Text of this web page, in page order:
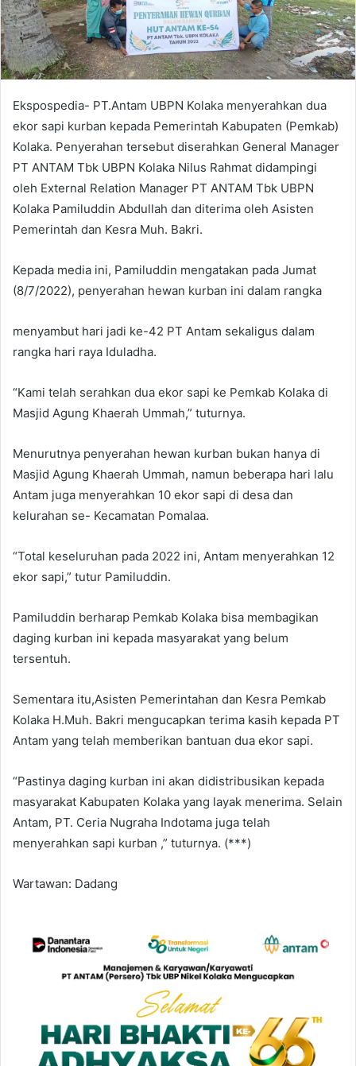
e
m
a
i
Ekspospedia- PT.Antam UBPN Kolaka menyerahkan dua
ekor sapi kurban kepada Pemerintah Kabupaten (Pemkab)
Kolaka. Penyerahan tersebut diserahkan General Manager
PT ANTAM Tbk UBPN Kolaka Nilus Rahmat didampingi
oleh External Relation Manager PT ANTAM Tbk UBPN
Kolaka Pamiluddin Abdullah dan diterima oleh Asisten
Pemerintah dan Kesra Muh. Bakri.
Kepada media ini, Pamiluddin mengatakan pada Jumat
(8/7/2022), penyerahan hewan kurban ini dalam rangka
menyambut hari jadi ke-42 PT Antam sekaligus dalam
rangka hari raya Iduladha.
“Kami telah serahkan dua ekor sapi ke Pemkab Kolaka di
Masjid Agung Khaerah Ummah,” tuturnya.
Menurutnya penyerahan hewan kurban bukan hanya di
Masjid Agung Khaerah Ummah, namun beberapa hari lalu
Antam juga menyerahkan 10 ekor sapi di desa dan
kelurahan se- Kecamatan Pomalaa.
“Total keseluruhan pada 2022 ini, Antam menyerahkan 12
ekor sapi,” tutur Pamiluddin.
Pamiluddin berharap Pemkab Kolaka bisa membagikan
daging kurban ini kepada masyarakat yang belum
tersentuh.
Sementara itu,Asisten Pemerintahan dan Kesra Pemkab
Kolaka H.Muh. Bakri mengucapkan terima kasih kepada PT
Antam yang telah memberikan bantuan dua ekor sapi.
“Pastinya daging kurban ini akan didistribusikan kepada
masyarakat Kabupaten Kolaka yang layak menerima. Selain
Antam, PT. Ceria Nugraha Indotama juga telah
menyerahkan sapi kurban ,” tuturnya. (***)
Wartawan: Dadang